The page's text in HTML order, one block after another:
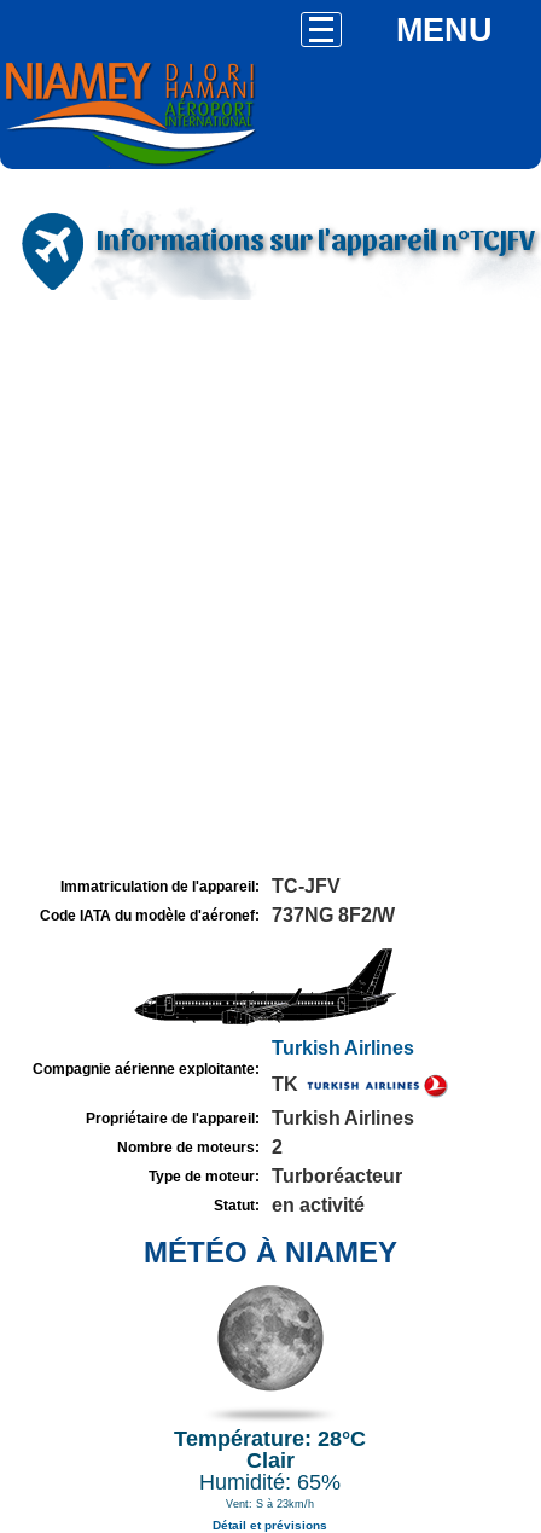
MENU
Informations sur l'appareil n°TCJFV
Immatriculation de l'appareil: TC-JFV
Code IATA du modèle d'aéronef: 737NG 8F2/W
Compagnie aérienne exploitante:
Turkish Airlines
TK
Propriétaire de l'appareil: Turkish Airlines
Nombre de moteurs: 2
Type de moteur: Turboréacteur
Statut: en activité
MÉTÉO À NIAMEY
Température: 28°C
Clair
Humidité: 65%
Vent: S à 23km/h
Détail et prévisions